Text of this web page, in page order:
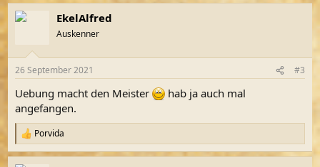
a
k
e
:
EkelAlfred
Auskenner
26 September 2021 #3
Uebung macht den Meister
hab ja auch mal
angefangen.
R
e
a
Porvida